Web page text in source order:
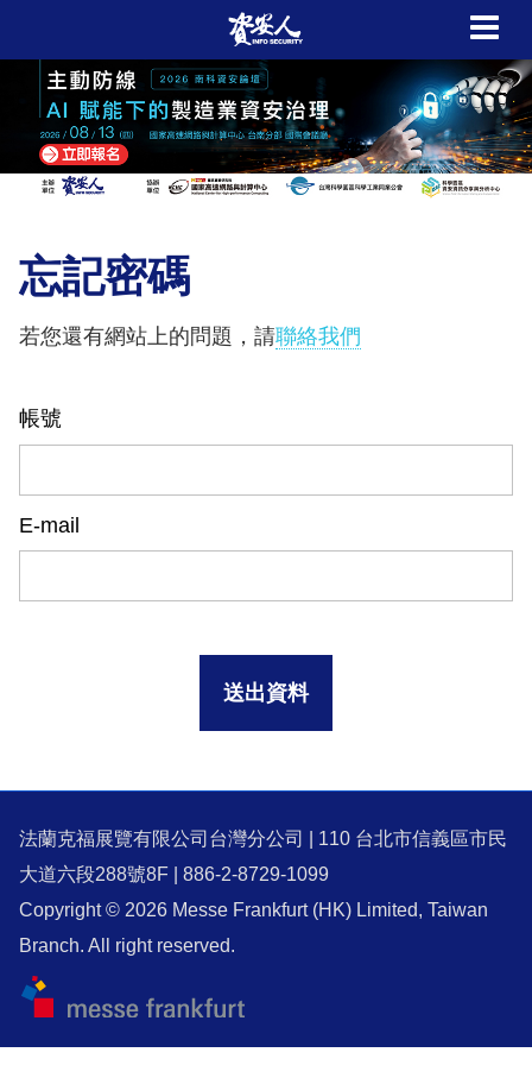
忘記密碼
若您還有網站上的問題，請聯絡我們
帳號
E-mail
法蘭克福展覽有限公司台灣分公司 | 110 台北市信義區市民
大道六段288號8F | 886-2-8729-1099
Copyright © 2026 Messe Frankfurt (HK) Limited, Taiwan
Branch. All right reserved.